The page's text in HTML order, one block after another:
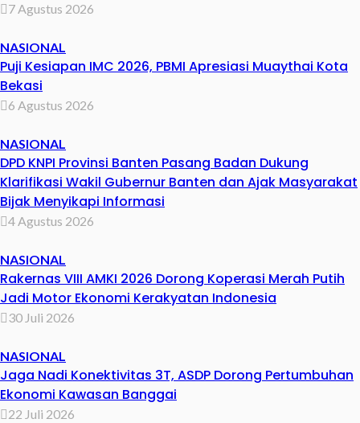
7 Agustus 2026
NASIONAL
Puji Kesiapan IMC 2026, PBMI Apresiasi Muaythai Kota
Bekasi
6 Agustus 2026
NASIONAL
DPD KNPI Provinsi Banten Pasang Badan Dukung
Klarifikasi Wakil Gubernur Banten dan Ajak Masyarakat
Bijak Menyikapi Informasi
4 Agustus 2026
NASIONAL
Rakernas VIII AMKI 2026 Dorong Koperasi Merah Putih
Jadi Motor Ekonomi Kerakyatan Indonesia
30 Juli 2026
NASIONAL
Jaga Nadi Konektivitas 3T, ASDP Dorong Pertumbuhan
Ekonomi Kawasan Banggai
22 Juli 2026